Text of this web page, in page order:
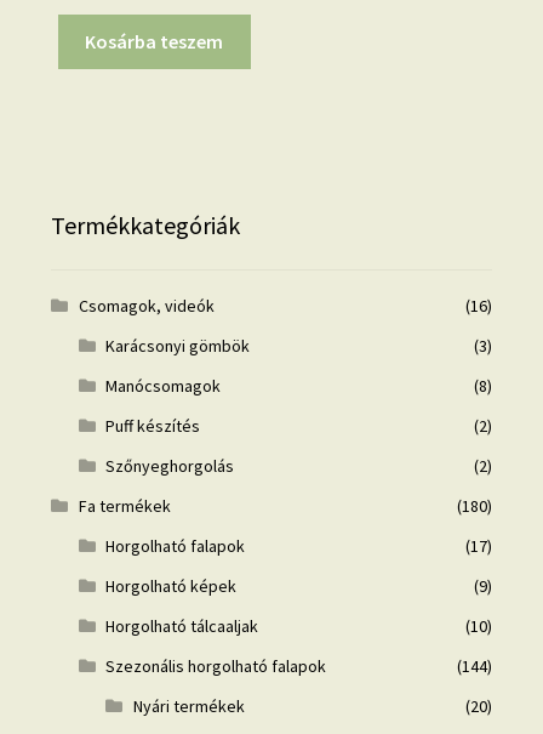
Kosárba teszem
Termékkategóriák
Csomagok, videók
(16)
Karácsonyi gömbök
(3)
Manócsomagok
(8)
Puff készítés
(2)
Szőnyeghorgolás
(2)
Fa termékek
(180)
Horgolható falapok
(17)
Horgolható képek
(9)
Horgolható tálcaaljak
(10)
Szezonális horgolható falapok
(144)
Nyári termékek
(20)